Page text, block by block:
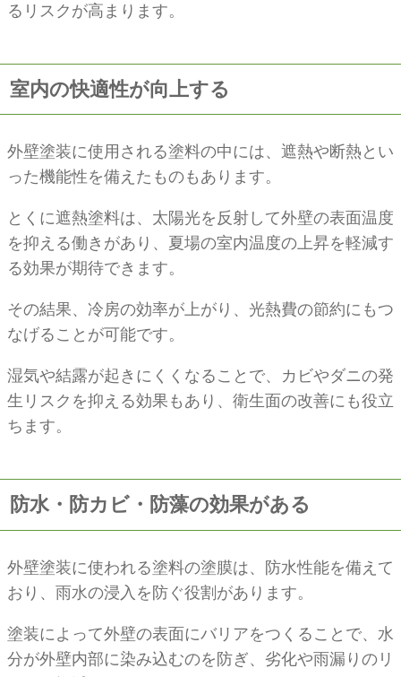
るリスクが高まります。
室内の快適性が向上する
外壁塗装に使用される塗料の中には、遮熱や断熱とい
った機能性を備えたものもあります。
とくに遮熱塗料は、太陽光を反射して外壁の表面温度
を抑える働きがあり、夏場の室内温度の上昇を軽減す
る効果が期待できます。
その結果、冷房の効率が上がり、光熱費の節約にもつ
なげることが可能です。
湿気や結露が起きにくくなることで、カビやダニの発
生リスクを抑える効果もあり、衛生面の改善にも役立
ちます。
防水・防カビ・防藻の効果がある
外壁塗装に使われる塗料の塗膜は、防水性能を備えて
おり、雨水の浸入を防ぐ役割があります。
塗装によって外壁の表面にバリアをつくることで、水
分が外壁内部に染み込むのを防ぎ、劣化や雨漏りのリ